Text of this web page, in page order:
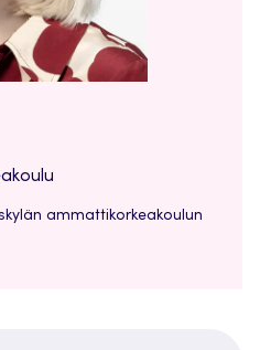
ammattikorkeakoulun